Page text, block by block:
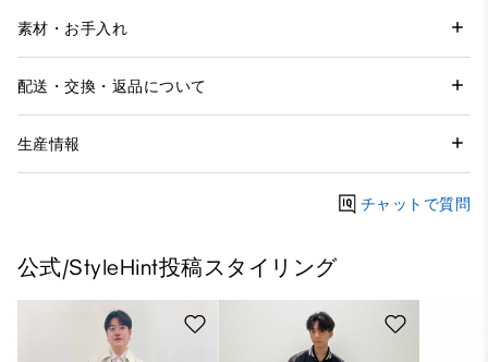
素材・お手入れ
配送・交換・返品について
生産情報
チャットで質問
公式/StyleHint投稿スタイリング